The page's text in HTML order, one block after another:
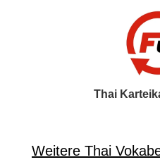
Thai
Weitere Thai